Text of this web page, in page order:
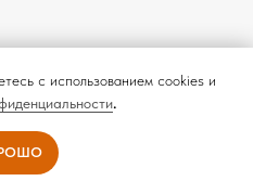
с использованием cookies и
.